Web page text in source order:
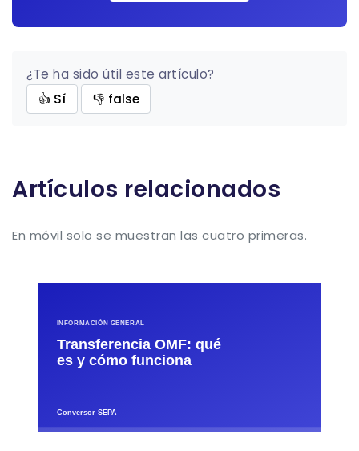
¿Te ha sido útil este artículo?
👍 Sí
👎 false
Artículos relacionados
En móvil solo se muestran las cuatro primeras.